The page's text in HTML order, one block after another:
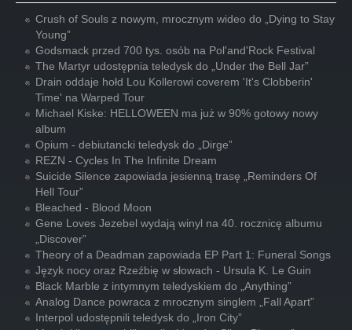
Crush of Souls z nowym, mrocznym wideo do „Dying to Stay
Young”
Godsmack przed 700 tys. osób na Pol'and'Rock Festival
The Martyr udostępnia teledysk do „Under the Bell Jar”
Drain oddaje hołd Lou Kollerowi coverem 'It's Clobberin'
Time' na Warped Tour
Michael Kiske: HELLOWEEN ma już w 90% gotowy nowy
album
Opium - debiutancki teledysk do „Dirge”
REZN - Cycles In The Infinite Dream
Suicide Silence zapowiada jesienną trasę „Reminders Of
Hell Tour”
Bleached - Blood Moon
Gene Loves Jezebel wydają winyl na 40. rocznicę albumu
„Discover”
Theory of a Deadman zapowiada EP Part 1: Funeral Songs
Język nocy oraz Rzeźbię w słowach - Ursula K. Le Guin
Black Marble z intymnym teledyskiem do „Anything”
Analog Dance powraca z mrocznym singlem „Fall Apart”
Interpol udostępnili teledysk do „Iron City”